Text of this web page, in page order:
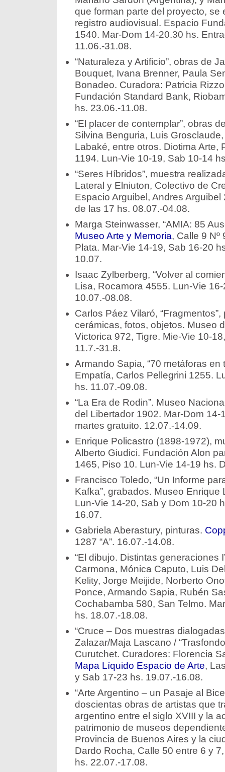
que forman parte del proyecto, se
registro audiovisual. Espacio
1540. Mar-Dom 14-20.30 hs.
11.06.-31.08.
“Naturaleza y Artificio”, obras de
Bouquet, Ivana Brenner, Paula
Bonadeo. Curadora: Patricia
Fundación Standard Bank,
hs. 23.06.-11.08.
“El placer de contemplar”, obras
Silvina Benguria, Luis
Labaké, entre otros. Diotima Arte,
1194. Lun-Vie 10-19, Sab 10-14
“Seres Híbridos”, muestra
Lateral y Elniuton, Colectivo de
Espacio Arguibel, Andres
de las 17 hs. 08.07.-04.08.
Marga Steinwasser, “AMIA: 85
Museo Arte y Memoria, Calle 9 Nº
Plata. Mar-Vie 14-19, Sab 16-20
10.07.
Isaac Zylberberg, “Volver al
Lisa, Rocamora 4555. Lun-Vie
10.07.-08.08.
Carlos Páez Vilaró,
cerámicas, fotos, objetos. Museo
Victorica 972, Tigre. Mie-Vie 10-
11.7.-31.8.
Armando Sapia, “70 metáforas en
Empatía, Carlos Pellegrini 1255.
hs. 11.07.-09.08.
“La Era de Rodin”. Museo
del Libertador 1902. Mar-Dom 14-
martes gratuito. 12.07.-14.09.
Enrique Policastro (1898-1972),
Alberto Giudici. Fundación Alon
1465, Piso 10. Lun-Vie 14-19 hs.
Francisco Toledo, “Un Informe
Kafka”, grabados. Museo
Lun-Vie 14-20, Sab y Dom 10-20
16.07.
Gabriela Aberastury, pinturas.
1287 “A”. 16.07.-14.08.
“El dibujo. Distintas generaciones
Carmona, Mónica Caputo, Luis
Kelity, Jorge Meijide, Norberto
Ponce, Armando Sapia, Rubén
Cochabamba 580, San Telmo.
hs. 18.07.-18.08.
“Cruce – Dos muestras
Zalazar/Maja Lascano /
Curutchet. Curadores: Florencia
Mapa Líquido Espacio de Arte,
y Sab 17-23 hs. 19.07.-16.08.
“Arte Argentino – un Pasaje al
doscientas obras de artistas que
argentino entre el siglo XVIII y la
patrimonio de museos
Provincia de Buenos Aires y la
Dardo Rocha, Calle 50 entre 6 y
hs. 22.07.-17.08.